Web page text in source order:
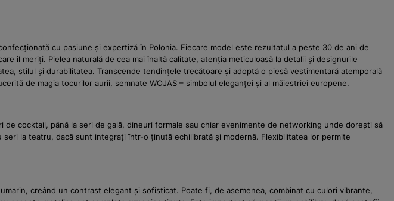
cu pasiune și expertiză în Polonia. Fiecare model este rezultatul a peste 30 de ani de
îl meriți. Pielea naturală de cea mai înaltă calitate, atenția meticuloasă la detalii și designurile
stilul și durabilitatea. Transcende tendințele trecătoare și adoptă o piesă vestimentară atemporală
de magia tocurilor aurii, semnate WOJAS – simbolul eleganței și al măiestriei europene.
cocktail, până la seri de gală, dineuri formale sau chiar evenimente de networking unde dorești să
la teatru, dacă sunt integrați într-o ținută echilibrată și modernă. Flexibilitatea lor permite
creând un contrast elegant și sofisticat. Poate fi, de asemenea, combinat cu culori vibrante,